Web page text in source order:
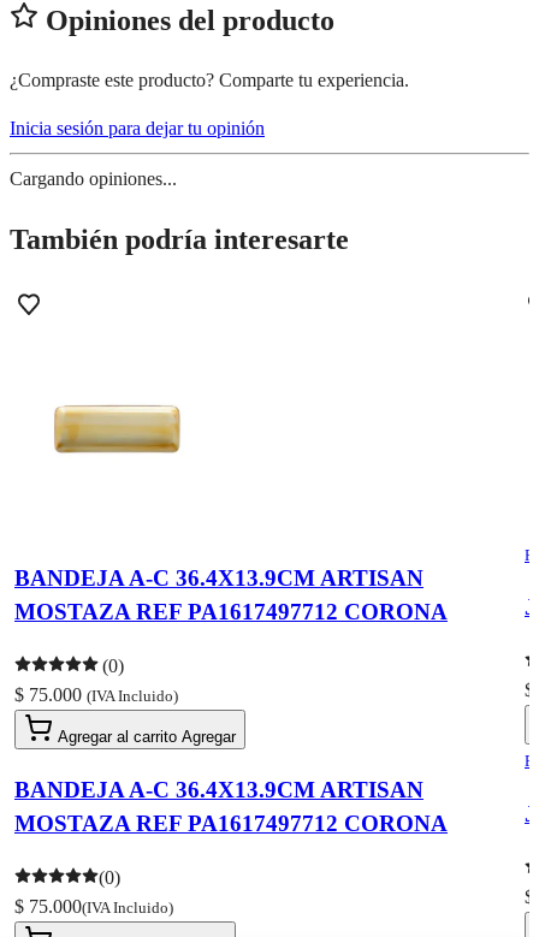
Opiniones del producto
¿Compraste este producto? Comparte tu experiencia.
Inicia sesión para dejar tu opinión
Cargando opiniones...
También podría interesarte
BANDEJA A-C 36.4X13.9CM ARTISAN
MOSTAZA REF PA1617497712 CORONA
(0)
$ 75.000 (IVA Incluido)
Agregar al carrito Agregar
BANDEJA A-C 36.4X13.9CM ARTISAN
MOSTAZA REF PA1617497712 CORONA
(0)
$ 75.000(IVA Incluido)
$
$